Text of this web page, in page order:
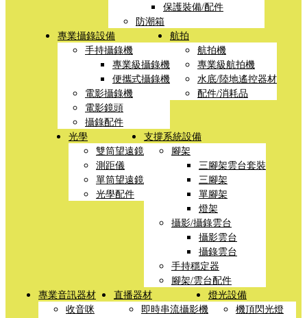
保護裝備/配件
防潮箱
專業攝錄設備
手持攝錄機
專業級攝錄機
便攜式攝錄機
電影攝錄機
電影鏡頭
攝錄配件
航拍
航拍機
專業級航拍機
水底/陸地遙控器材
配件/消耗品
光學
雙筒望遠鏡
測距儀
單筒望遠鏡
光學配件
支撐系統設備
腳架
三腳架雲台套裝
三腳架
單腳架
燈架
攝影/攝錄雲台
攝影雲台
攝錄雲台
手持穩定器
腳架/雲台配件
專業音訊器材
收音咪
直播器材
即時串流攝影機
燈光設備
機頂閃光燈